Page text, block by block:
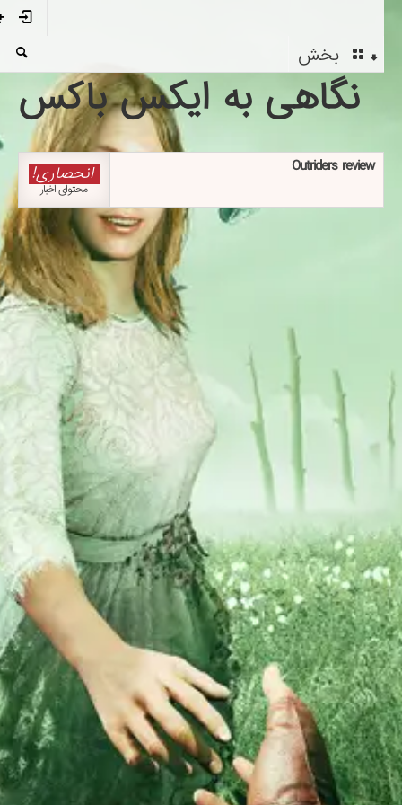
بخش
نگاهی به ایکس باکس
انحصاری!
محتوای اخبار
Outriders review